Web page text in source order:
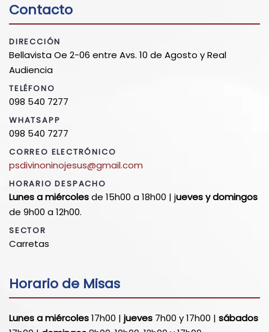
Contacto
DIRECCIÓN
Bellavista Oe 2-06 entre Avs. 10 de Agosto y Real
Audiencia
TELÉFONO
098 540 7277
WHATSAPP
098 540 7277
CORREO ELECTRÓNICO
psdivinoninojesus@gmail.com
HORARIO DESPACHO
Lunes a miércolesde 15h00 a 18h00 | jueves y domingos
de 9h00 a 12h00.
SECTOR
Carretas
Horario de Misas
Lunes a miércoles17h00 | jueves 7h00 y 17h00 | sábados